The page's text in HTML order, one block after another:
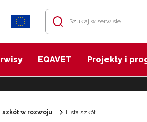
EQAVET Projekty i
w rozwoju Lista szkół